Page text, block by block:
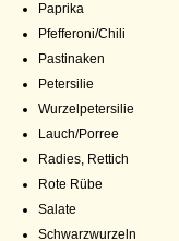
Paprika
Pfefferoni/Chili
Pastinaken
Petersilie
Wurzelpetersilie
Lauch/Porree
Radies, Rettich
Rote Rübe
Salate
Schwarzwurzeln